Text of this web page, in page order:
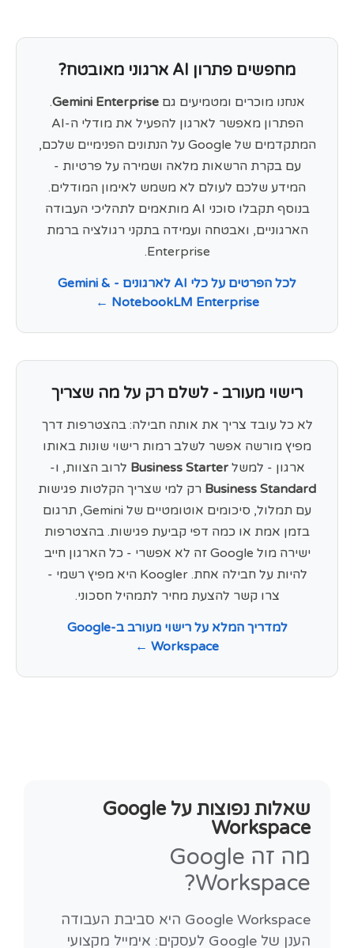
מחפשים פתרון AI ארגוני מאובטח?
אנחנו מוכרים ומטמיעים גםGemini Enterprise
.
הפתרון מאפשר לארגון להפעיל את מודלי ה-AI
המתקדמים של Google על הנתונים הפנימיים שלכם,
עם בקרת הרשאות מלאה ושמירה על פרטיות -
המידע שלכם לעולם לא משמש לאימון המודלים.
בנוסף תקבלו סוכני AI מותאמים לתהליכי העבודה
הארגוניים, ואבטחה ועמידה בתקני רגולציה ברמת
Enterprise.
לכל הפרטים על כלי AI לארגונים - Gemini &
NotebookLM Enterprise ←
רישוי מעורב - לשלם רק על מה שצריך
לא כל עובד צריך את אותה חבילה: בהצטרפות דרך
מפיץ מורשה אפשר לשלב רמות רישוי שונות באותו
ארגון - למשלBusiness Starter לרוב הצוות, ו-
Business Standard רק למי שצריך הקלטות פגישות
עם תמלול, סיכומים אוטומטיים של Gemini, תרגום
בזמן אמת או כמה דפי קביעת פגישות. בהצטרפות
ישירה מול Google זה לא אפשרי - כל הארגון חייב
להיות על חבילה אחת. Koogler היא מפיץ רשמי -
צרו קשר להצעת מחיר לתמהיל חסכוני.
למדריך המלא על רישוי מעורב ב-Google
Workspace ←
שאלות נפוצות על Google
Workspace
מה זה Google
Workspace?
Google Workspace היא סביבת העבודה
הענן של Google לעסקים: אימייל מקצועי